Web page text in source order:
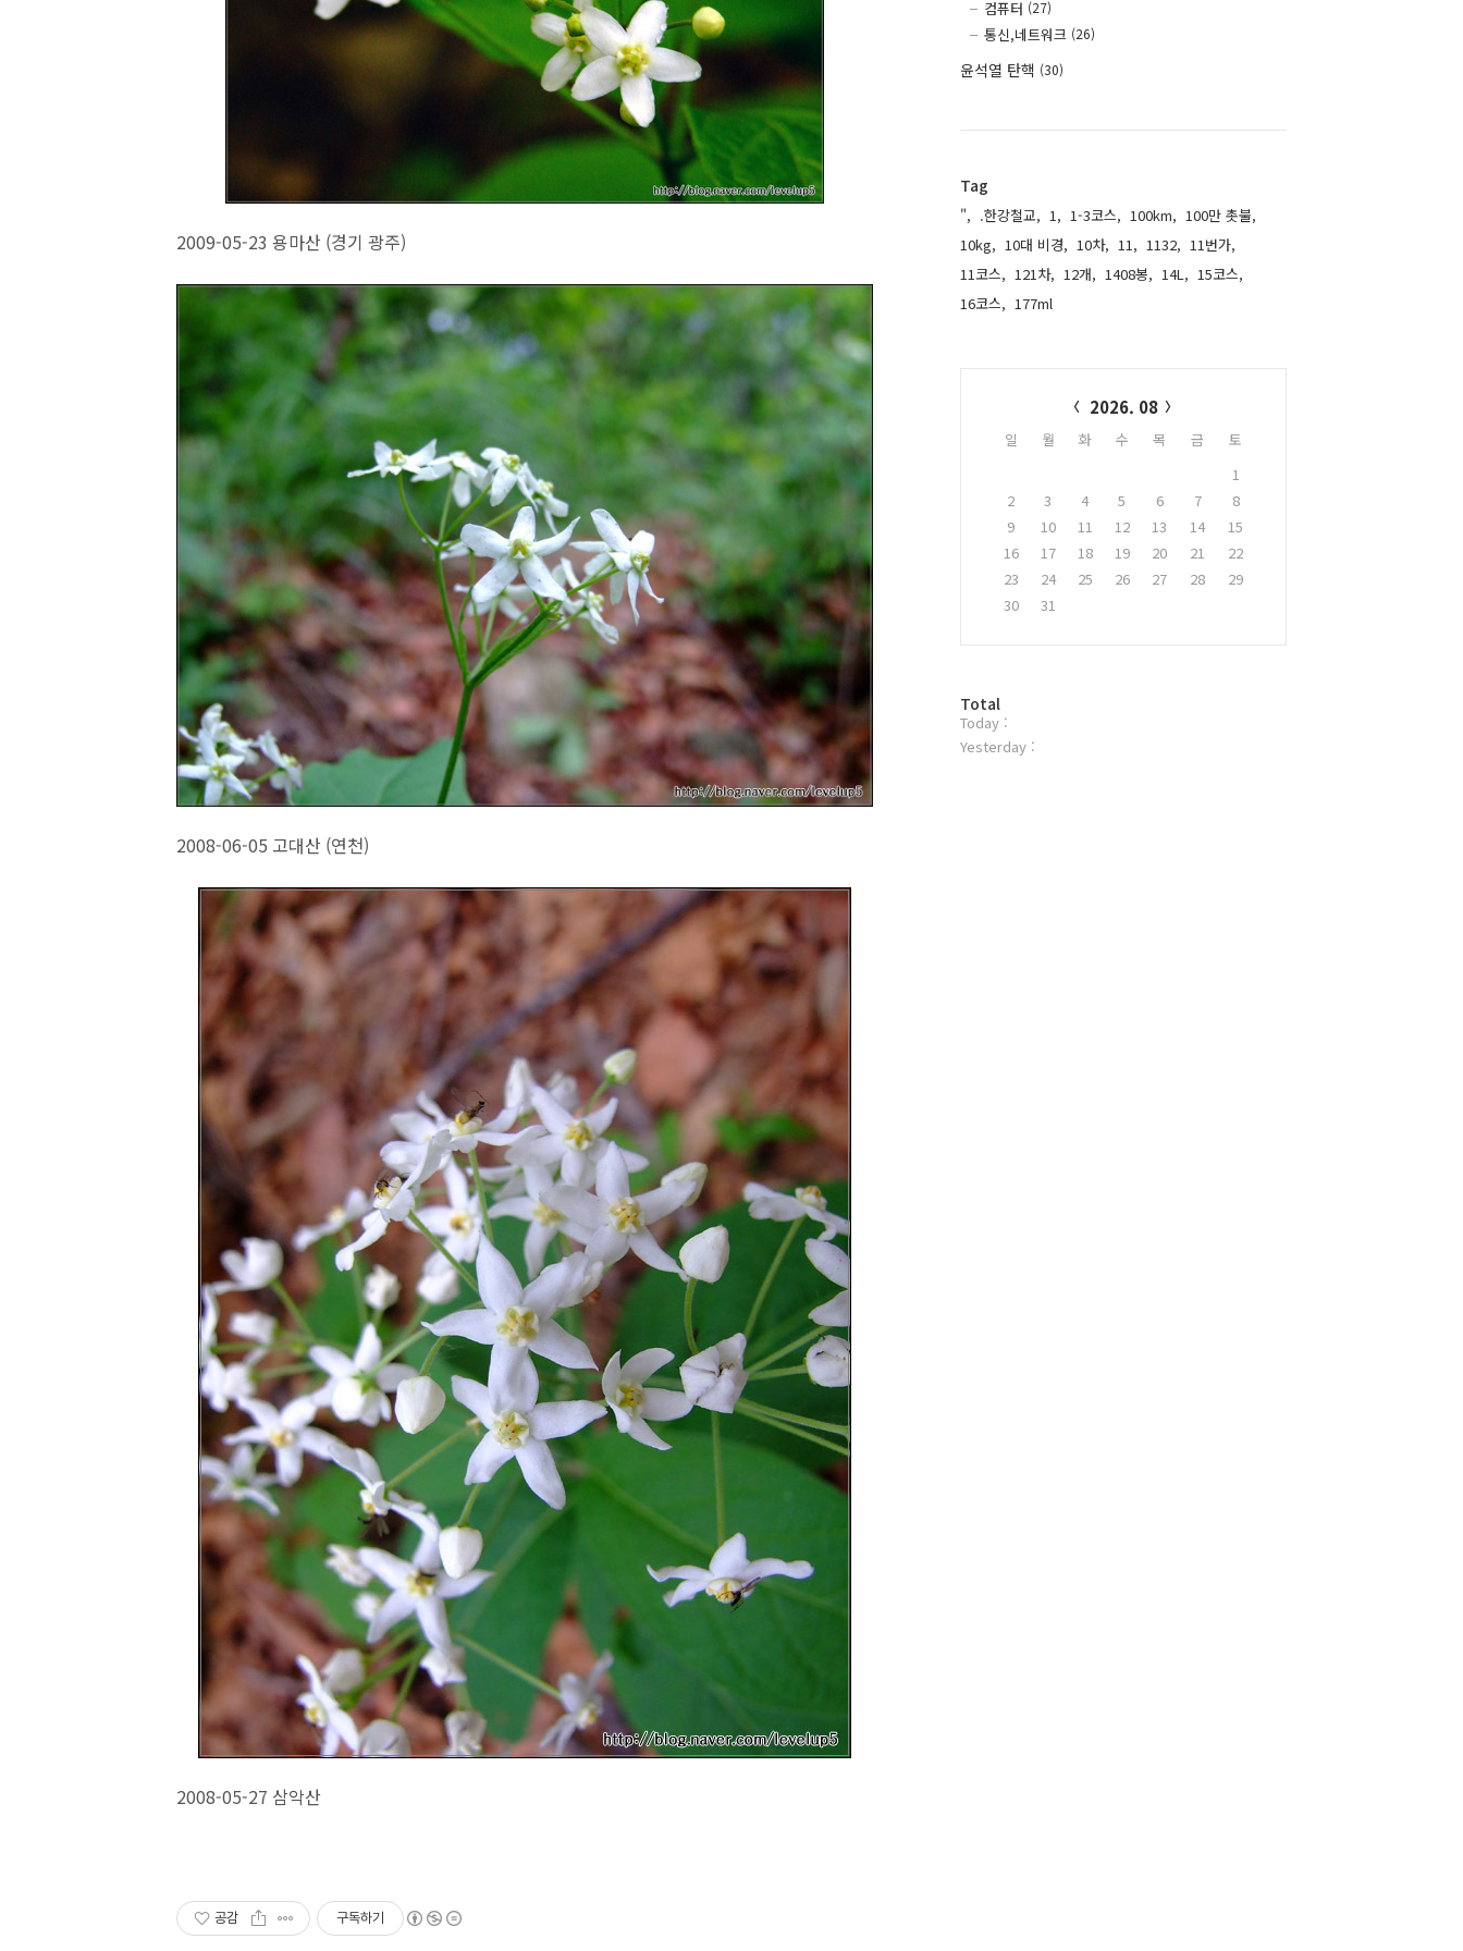
2009-05-23 용마산 (경기 광주)
2008-06-05 고대산 (연천)
2008-05-27 삼악산
공감 구독하기
컴퓨터 (27)
통신,네트워크 (26)
윤석열 탄핵 (30)
Tag
", .한강철교, 1, 1-3코스, 100km, 100만 촛불,
10kg, 10대 비경, 10차, 11, 1132, 11번가,
11코스, 121차, 12개, 1408봉, 14L, 15코스,
16코스, 177ml,
2026. 08
일 월 화 수 목 금
토
1
2
3 4 5 6 7
8
9
10 11 12 13 14
15
16
17 18 19 20 21
22
23
24 25 26 27 28
29
30
31
방
문
자
Total
Today :
Yesterday :